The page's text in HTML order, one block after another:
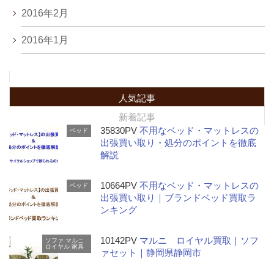
2016年2月
2016年1月
人気記事
新着記事
ベッド 35830PV不用なベッド・マットレスの
出張買い取り・処分のポイントを徹底
解説
ベッド 10664PV不用なベッド・マットレスの
出張買い取り｜ブランドベッド買取ラ
ンキング
ソファ マルニ
ロイヤル 家具
10142PV マルニ ロイヤル買取｜ソフ
ァセット｜静岡県静岡市